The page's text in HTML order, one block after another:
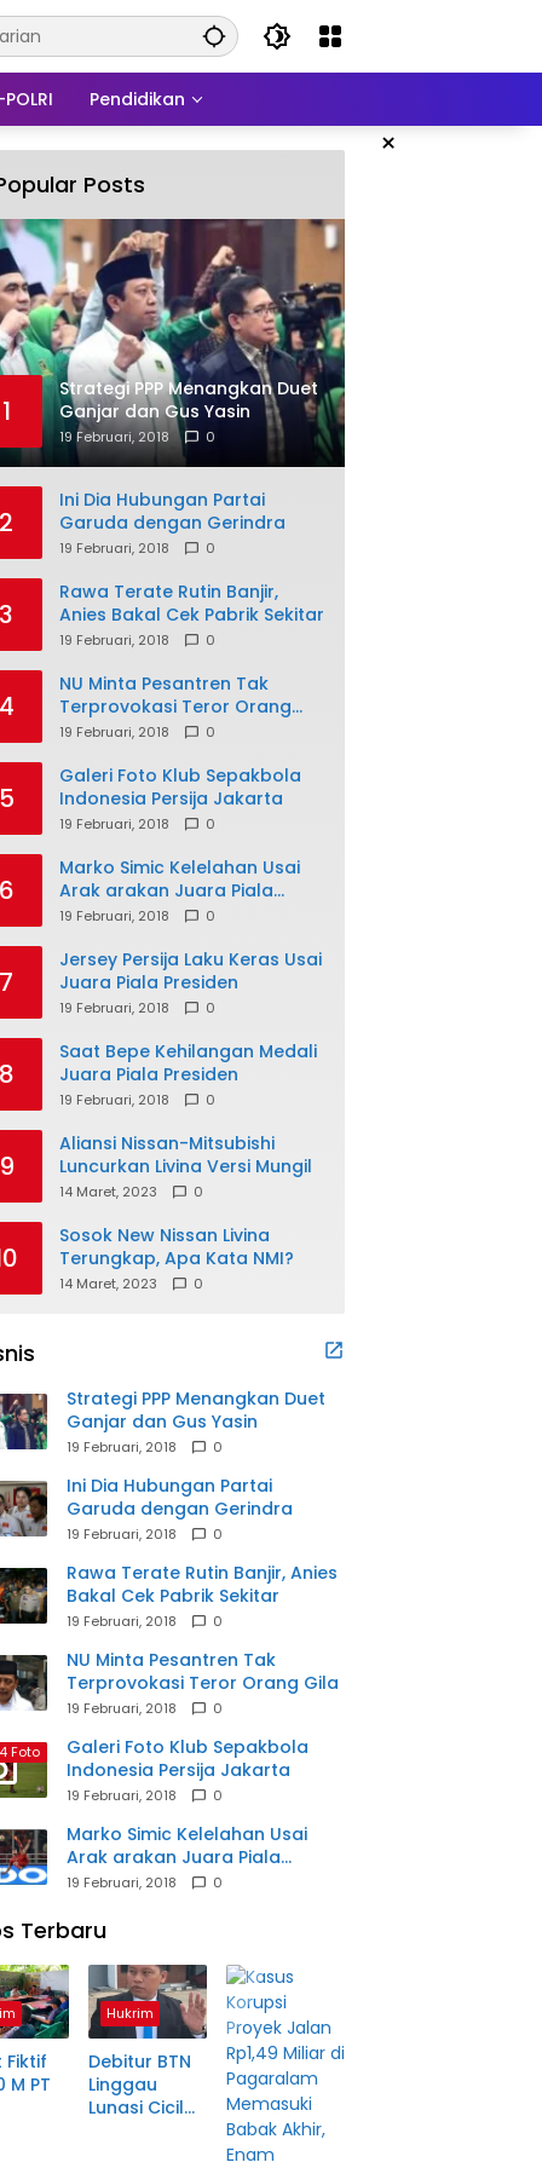
Pendidikan
×
Posts
1
Strategi PPP Menangkan Duet
Ganjar dan Gus Yasin
19 Februari, 2018 0
2
Ini Dia Hubungan Partai
Garuda dengan Gerindra
19 Februari, 2018 0
3
Rawa Terate Rutin Banjir,
Anies Bakal Cek Pabrik Sekitar
19 Februari, 2018 0
4
NU Minta Pesantren Tak
Terprovokasi Teror Orang
Gila
19 Februari, 2018 0
5
Galeri Foto Klub Sepakbola
Indonesia Persija Jakarta
19 Februari, 2018 0
6
Marko Simic Kelelahan Usai
Arak arakan Juara Piala
Presiden
19 Februari, 2018 0
7
Jersey Persija Laku Keras Usai
Juara Piala Presiden
19 Februari, 2018 0
8
Saat Bepe Kehilangan Medali
Juara Piala Presiden
19 Februari, 2018 0
9
Aliansi Nissan-Mitsubishi
Luncurkan Livina Versi Mungil
14 Maret, 2023 0
Sosok New Nissan Livina
Terungkap, Apa Kata NMI?
14 Maret, 2023 0
Strategi PPP Menangkan Duet
Ganjar dan Gus Yasin
19 Februari, 2018 0
Ini Dia Hubungan Partai
Garuda dengan Gerindra
19 Februari, 2018 0
Rawa Terate Rutin Banjir, Anies
Bakal Cek Pabrik Sekitar
19 Februari, 2018 0
NU Minta Pesantren Tak
Terprovokasi Teror Orang Gila
19 Februari, 2018 0
4 Foto
Galeri Foto Klub Sepakbola
Indonesia Persija Jakarta
19 Februari, 2018 0
Marko Simic Kelelahan Usai
Arak arakan Juara Piala
Presiden
19 Februari, 2018 0
Terbaru
Fiktif
M PT
Hukrim
Debitur BTN
Linggau
Lunasi Cicilan